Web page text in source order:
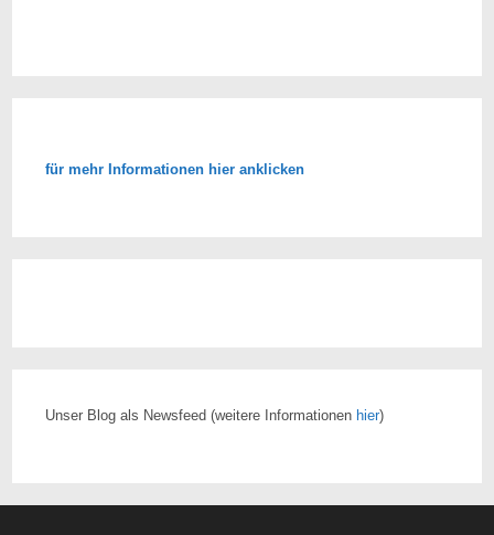
für mehr Informationen hier anklicken
Unser Blog als Newsfeed(weitere Informationen hier)